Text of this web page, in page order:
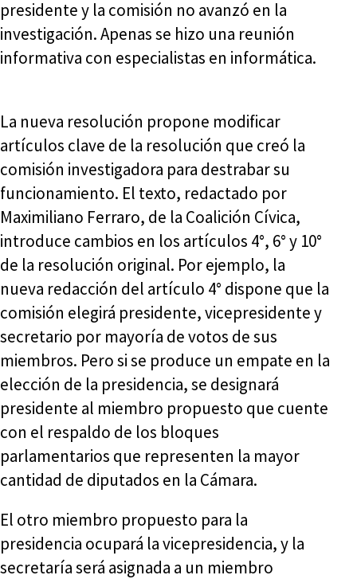
presidente y la comisión no avanzó en la
investigación. Apenas se hizo una reunión
informativa con especialistas en informática.
La nueva resolución propone modificar
artículos clave de la resolución que creó la
comisión investigadora para destrabar su
funcionamiento. El texto, redactado por
Maximiliano Ferraro, de la Coalición Cívica,
introduce cambios en los artículos 4°, 6° y 10°
de la resolución original. Por ejemplo, la
nueva redacción del artículo 4° dispone que la
comisión elegirá presidente, vicepresidente y
secretario por mayoría de votos de sus
miembros. Pero si se produce un empate en la
elección de la presidencia, se designará
presidente al miembro propuesto que cuente
con el respaldo de los bloques
parlamentarios que representen la mayor
cantidad de diputados en la Cámara.
El otro miembro propuesto para la
presidencia ocupará la vicepresidencia, y la
secretaría será asignada a un miembro